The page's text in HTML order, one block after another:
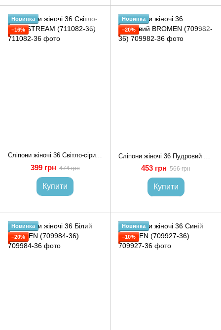
Новинка
−16%
Сліпони жіночі 36 Світло-сірий STREAM (711082-36)
399 грн 474 грн
Купити
Новинка
−20%
453 грн 566 грн
Купити
Новинка
−20%
Новинка
−10%